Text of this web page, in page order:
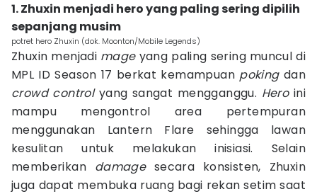
1. Zhuxin menjadi hero yang paling sering dipilih
sepanjang musim
potret hero Zhuxin (dok. Moonton/Mobile Legends)
Zhuxin menjadi mage yang paling sering muncul di
MPL ID Season 17 berkat kemampuan pokingdan
crowd controlyang sangat mengganggu. Heroini
mampu mengontrol area pertempuran
menggunakan Lantern Flare sehingga lawan
kesulitan untuk melakukan inisiasi. Selain
memberikan damage secara konsisten, Zhuxin
juga dapat membuka ruang bagi rekan setim saat